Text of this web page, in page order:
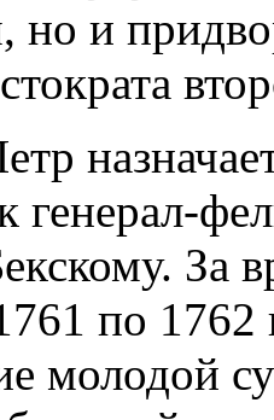
но и
генерал-
За
по 1762
молодой